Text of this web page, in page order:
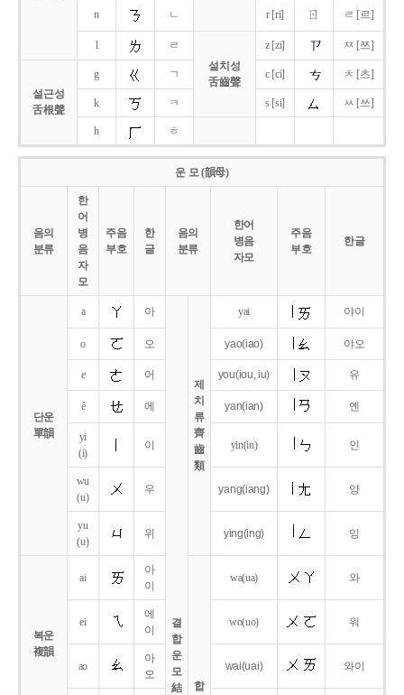
n ㄴ r [ri] ㄖ ㄹ [르]
l
ㄹ
설치성
舌齒聲
z [zi] ㅉ [쯔]
설근성
舌根聲
g ㄱ c [ci] ㅊ [츠]
k ㅋ s [si] ㅆ [쓰]
h ㅎ
운 모 (韻母)
음의
분류
한
어
병
음
자
모
주음
부호
한
글
음의
분류
한어
병음
자모
주음
부호
한글
단운
單韻
a 아
결
합
운
모
結
제
치
류
齊
齒
類
yai 야이
o 오 yao(iao) 야오
e 어 you(iou,iu) 유
ê 에 yan(ian) 옌
yi
(i)
이 yin(in) 인
wu
(u)
우 yang(iang) 양
yu
(u)
위 ying(ing) 잉
복운
複韻
ai
아
이
합
wa(ua) 와
ei
에
이
wo(uo) 워
ao
아
오
wai(uai) 와이